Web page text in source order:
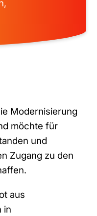
,
Modernisierung
möchte für
und
Zugang zu den
aus
in